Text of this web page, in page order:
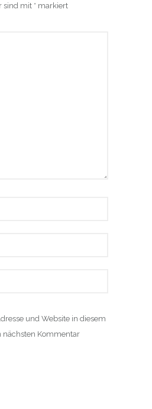
sind mit * markiert
und Website in diesem
nächsten Kommentar